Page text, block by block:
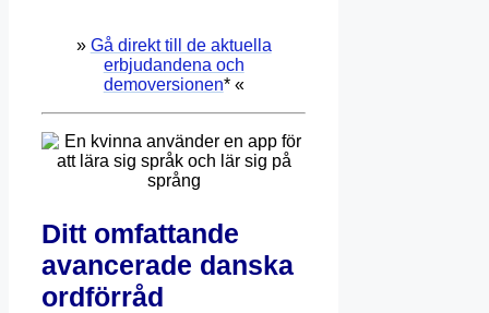
» Gå direkt till de aktuella
erbjudandena och
demoversionen* «
Ditt omfattande
avancerade danska
ordförråd